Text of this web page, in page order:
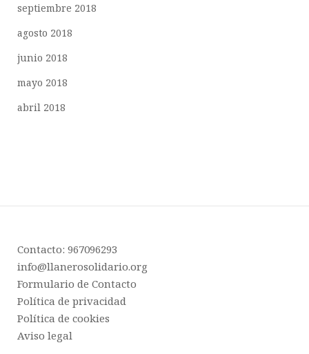
septiembre 2018
agosto 2018
junio 2018
mayo 2018
abril 2018
Contacto: 967096293
info@llanerosolidario.org
Formulario de Contacto
Política de privacidad
Política de cookies
Aviso legal